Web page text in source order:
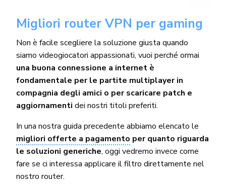
Migliori router VPN per gaming
Non è facile scegliere la soluzione giusta quando
siamo videogiocatori appassionati, vuoi perché ormai
una buona connessione a internet è
fondamentale per le partite multiplayer in
compagnia degli amici o per scaricare patch e
aggiornamenti dei nostri titoli preferiti.
In una nostra guida precedente abbiamo elencato le
migliori offerte a pagamento per quanto riguarda
le soluzioni generiche, oggi vedremo invece come
fare se ci interessa applicare il filtro direttamente nel
nostro router.